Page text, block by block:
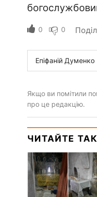
0 0
Епіфаній Думенко
Якщо ви помітили
про це редакцію.
ЧИТАЙТЕ